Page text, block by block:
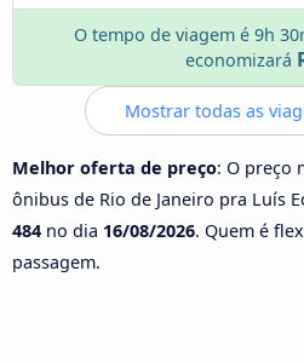
O tempo de viagem é 9h
economizará
Mostrar todas as
Melhor oferta de preço: O preço
ônibus de Rio de Janeiro pra Luís
484 no dia 16/08/2026. Quem é
passagem.